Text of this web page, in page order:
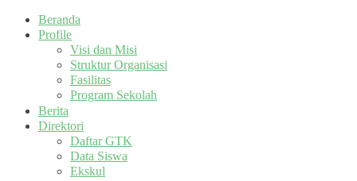
Beranda
Profile
Visi dan Misi
Struktur Organisasi
Fasilitas
Program Sekolah
Berita
Direktori
Daftar GTK
Data Siswa
Ekskul